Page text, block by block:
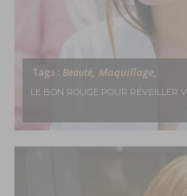
Tags : Beauté, Maquillage,
LE BON ROUGE POUR RÉVEILLER